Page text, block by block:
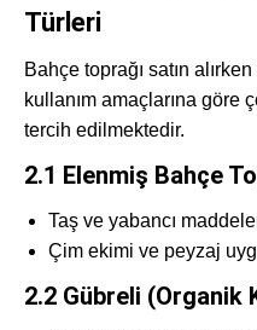
Türleri
Bahçe toprağı satın
kullanım amaçlarına göre
tercih edilmektedir.
2.1 Elenmiş Bahçe
Taş ve yabancı
Çim ekimi ve peyzaj
2.2 Gübreli (Organik